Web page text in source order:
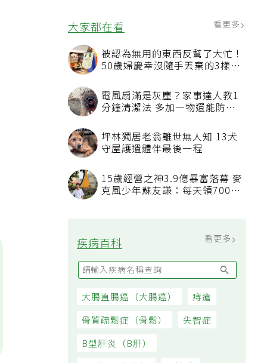
大家都在看
被認為無用的東西反幫了大忙！
50歲婦慶幸沒隨手丟棄的3樣物
電風扇滿是灰塵？家事達人教1
汙附著
坪林獨居老翁離世無人知 13犬
15歲經營之神3.9億暴富落幕 麥
疾病百科